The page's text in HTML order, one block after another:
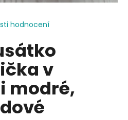
hodnocení
v
modré,